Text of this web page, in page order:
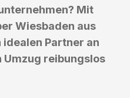
Mit
Wiesbaden aus
Partner an
Umzug reibungslos